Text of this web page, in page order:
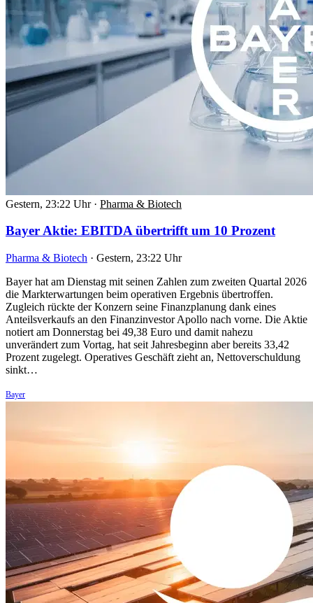
Gestern, 23:22 Uhr · Pharma & Biotech
Bayer Aktie: EBITDA übertrifft um 10 Prozent
Pharma & Biotech · Gestern, 23:22 Uhr
Bayer hat am Dienstag mit seinen Zahlen zum zweiten Quartal 2026
die Markterwartungen beim operativen Ergebnis übertroffen.
Zugleich rückte der Konzern seine Finanzplanung dank eines
Anteilsverkaufs an den Finanzinvestor Apollo nach vorne. Die Aktie
notiert am Donnerstag bei 49,38 Euro und damit nahezu
unverändert zum Vortag, hat seit Jahresbeginn aber bereits 33,42
Prozent zugelegt. Operatives Geschäft zieht an, Nettoverschuldung
sinkt…
Bayer